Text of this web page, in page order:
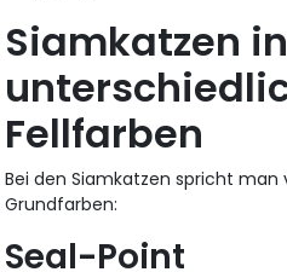
Siamkatzen in
Fellfarben
Bei den Siamkatzen spricht man
Grundfarben:
Seal-Point